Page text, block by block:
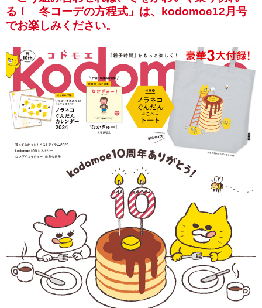
る！ 冬コーデの方程式」は、kodomoe12月号
でお楽しみください。